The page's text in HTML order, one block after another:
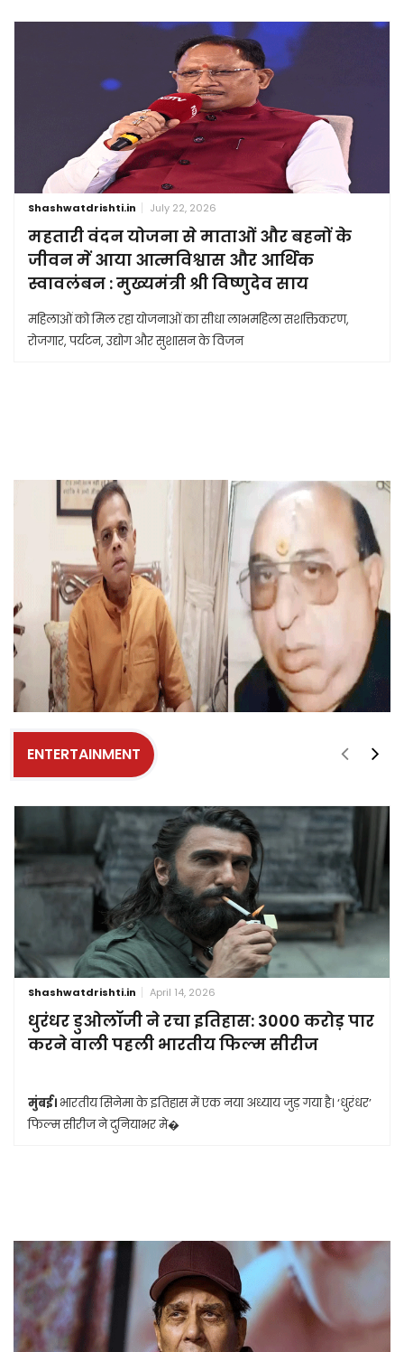
Shashwatdrishti.in July 22, 2026
महतारी वंदन योजना से माताओं और बहनों के
जीवन में आया आत्मविश्वास और आर्थिक
स्वावलंबन : मुख्यमंत्री श्री विष्णुदेव साय
महिलाओं को मिल रहा योजनाओं का सीधा लाभमहिला सशक्तिकरण,
रोजगार, पर्यटन, उद्योग और सुशासन के विजन
ENTERTAINMENT
Shashwatdrishti.in April 14, 2026
धुरंधर डुओलॉजी ने रचा इतिहास: 3000 करोड़ पार
करने वाली पहली भारतीय फिल्म सीरीज
मुंबई। भारतीय सिनेमा के इतिहास में एक नया अध्याय जुड़ गया है। ‘धुरंधर’
फिल्म सीरीज ने दुनियाभर मे�